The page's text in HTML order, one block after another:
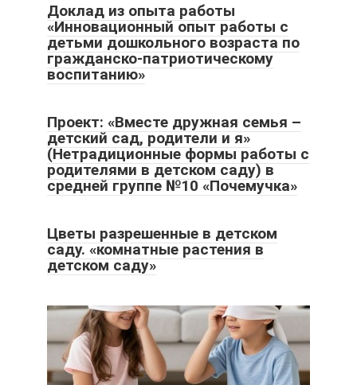
Доклад из опыта работы
«Инновационный опыт работы с
детьми дошкольного возраста по
гражданско-патриотическому
воспитанию»
Проект: «Вместе дружная семья –
детский сад, родители и я»
(Нетрадиционные формы работы с
родителями в детском саду) в
средней группе №10 «Почемучка»
Цветы разрешенные в детском
саду. «комнатные растения в
детском саду»